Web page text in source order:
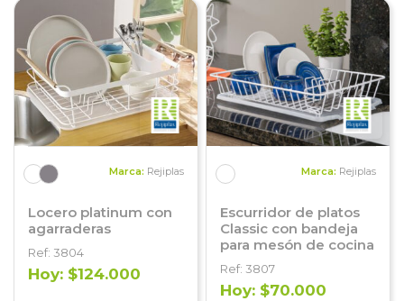
Marca: Rejiplas
Locero platinum con
agarraderas
Ref: 3804
Hoy: $124.000
Marca: Rejiplas
Escurridor de platos
Classic con bandeja
para mesón de cocina
Ref: 3807
Hoy: $70.000